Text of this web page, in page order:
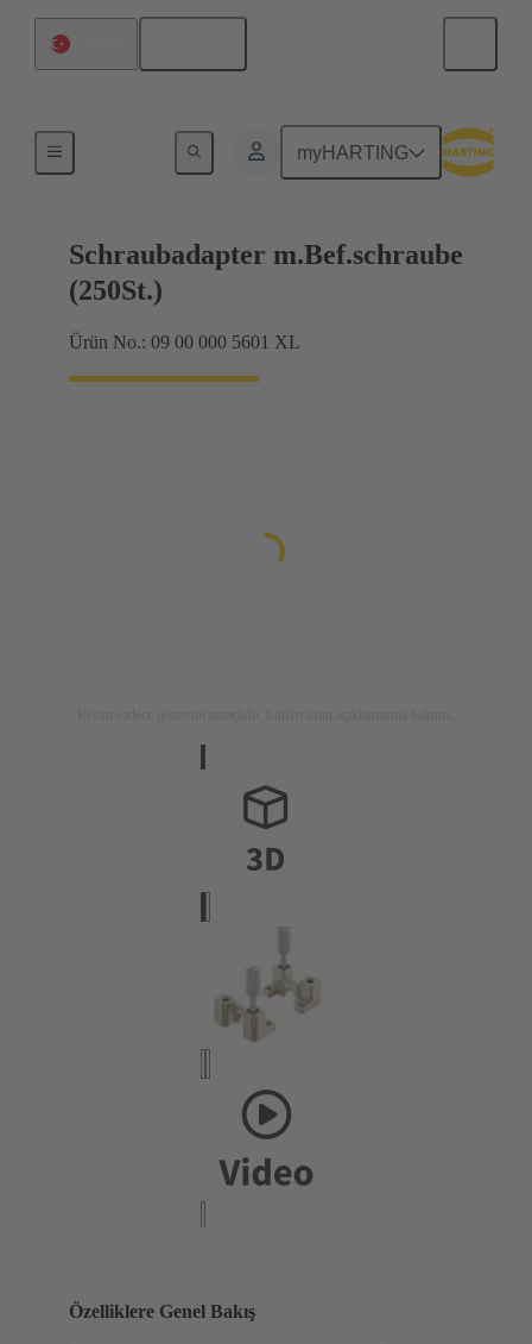
myHARTING
Ekranlama çerçevesi Kavrama çerçeveleri
Schraubadapter m.Bef.schraube
(250St.)
Ürün No.: 09 00 000 5601 XL
Özelliklere Genel Bakış